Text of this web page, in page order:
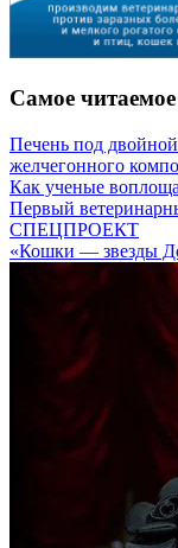
Самое читаемое
Печень под
желчегонного
Как ученые
Первый
СПЕЦПРОЕКТ
«Кошки — звезды